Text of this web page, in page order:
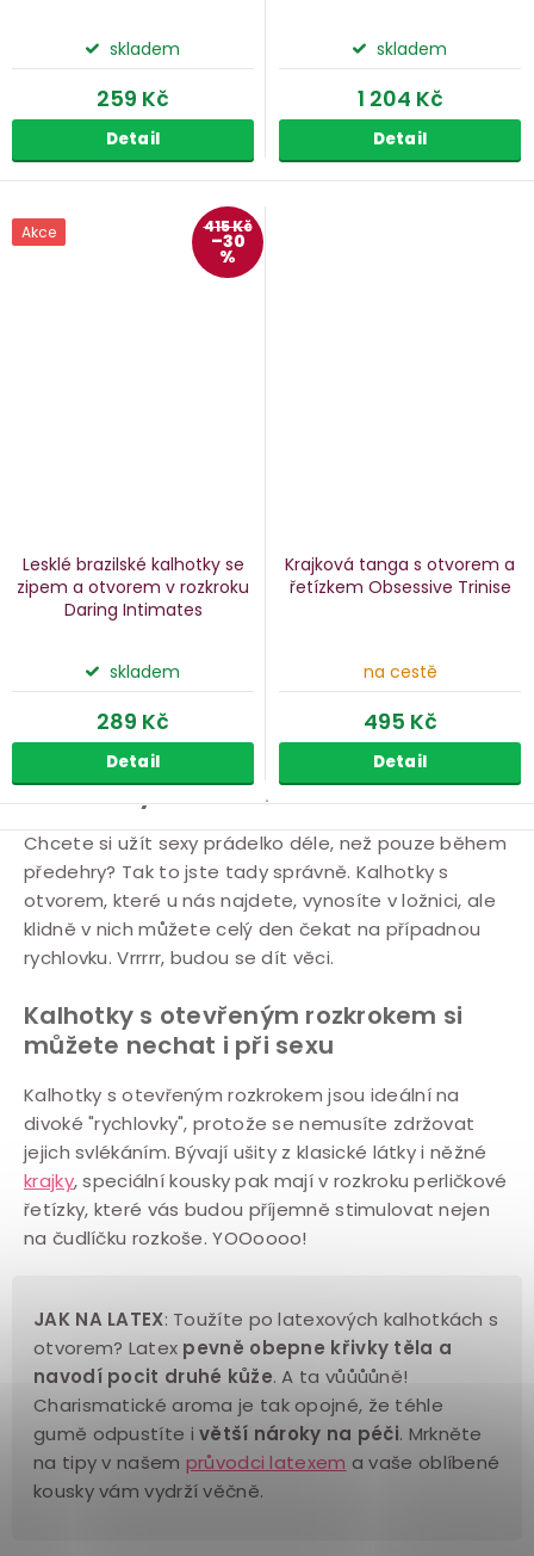
skladem
259 Kč
Detail
skladem
1 204 Kč
Detail
Akce 415 Kč
–30
%
Lesklé brazilské kalhotky se
zipem a otvorem v rozkroku
Daring Intimates
skladem
289 Kč
Detail
Krajková tanga s otvorem a
řetízkem Obsessive Trinise
na cestě
495 Kč
Detail
Kalhotky s otvorem
Chcete si užít sexy prádelko déle, než pouze během
předehry? Tak to jste tady správně. Kalhotky s
otvorem, které u nás najdete, vynosíte v ložnici, ale
klidně v nich můžete celý den čekat na případnou
rychlovku. Vrrrrr, budou se dít věci.
Kalhotky s otevřeným rozkrokem si
můžete nechat i při sexu
Kalhotky s otevřeným rozkrokem jsou ideální na
divoké "rychlovky", protože se nemusíte zdržovat
jejich svlékáním. Bývají ušity z klasické látky i něžné
krajky, speciální kousky pak mají v rozkroku perličkové
řetízky, které vás budou příjemně stimulovat nejen
na čudlíčku rozkoše. YOOoooo!
JAK NA LATEX: Toužíte po latexových kalhotkách s
otvorem? Latex pevně obepne křivky těla a
navodí pocit druhé kůže. A ta vůůůůně!
Charismatické aroma je tak opojné, že téhle
gumě odpustíte ivětší nároky na péči. Mrkněte
na tipy v našem průvodci latexem a vaše oblíbené
kousky vám vydrží věčně.